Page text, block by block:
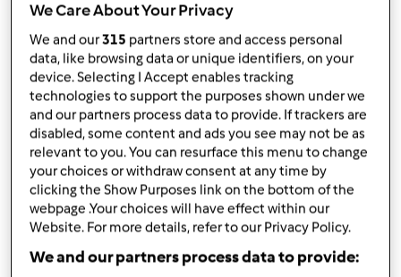
Partilhar receita
Criar uma variante
Ingredientes
A Quiche da D. Lilia
200gramafarinha tipo 55
We Care About Your Privacy
We and our315 partners store and access personal
data, like browsing data or unique identifiers, on your
device. Selecting I Accept enables tracking
technologies to support the purposes shown under we
and our partners process data to provide. If trackers are
disabled, some content and ads you see may not be as
relevant to you. You can resurface this menu to change
your choices or withdraw consent at any time by
clicking the Show Purposes link on the bottom of the
webpage .Your choices will have effect within our
Website. For more details, refer to our Privacy Policy.
We and our partners process data to provide: